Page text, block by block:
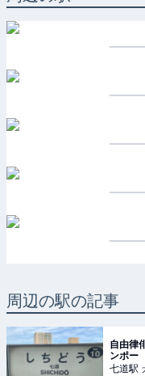
周辺の駅の記事
自由律
ンポー
七道駅